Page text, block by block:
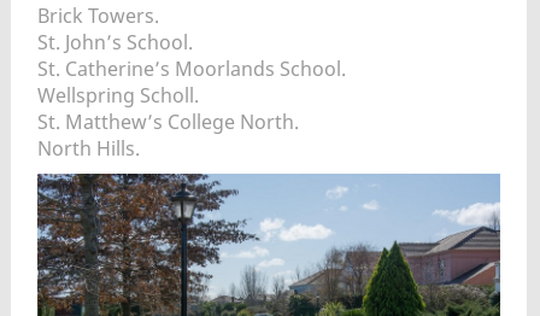
Brick Towers.
St. John’s School.
St. Catherine’s Moorlands School.
Wellspring Scholl.
St. Matthew’s College North.
North Hills.